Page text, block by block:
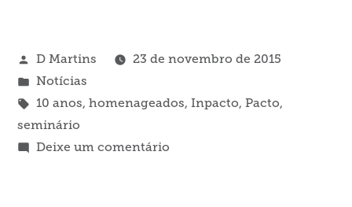
Publicado
por
D Martins
23 de novembro de 2015
Publicado
em
Notícias
Tags:
10 anos, homenageados, Inpacto, Pacto,
seminário
Deixe um comentárioem